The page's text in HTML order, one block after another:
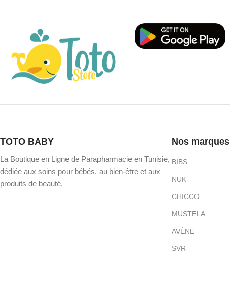
TOTO BABY
La Boutique en Ligne de Parapharmacie en Tunisie,
dédiée aux soins pour bébés, au bien-être et aux
produits de beauté.
Nos marques
BIBS
NUK
CHICCO
MUSTELA
AVÈNE
SVR